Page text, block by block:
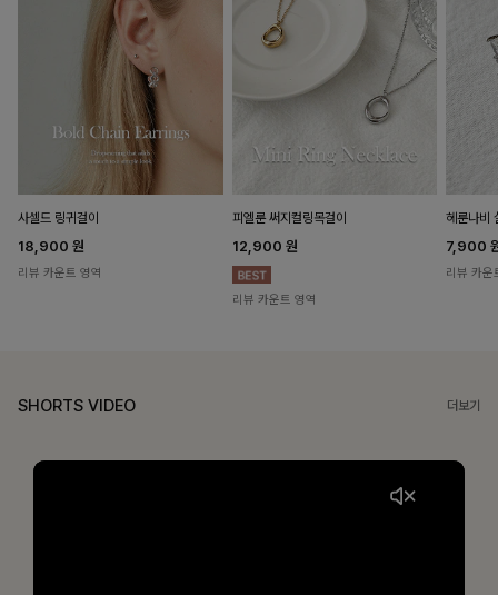
사셀드 링귀걸이
18,900 원
리뷰 카운트 영역
피엘룬 써지컬링목걸이
12,900 원
리뷰 카운트 영역
헤룬나비
7,900
리뷰 카운
SHORTS VIDEO 더보기